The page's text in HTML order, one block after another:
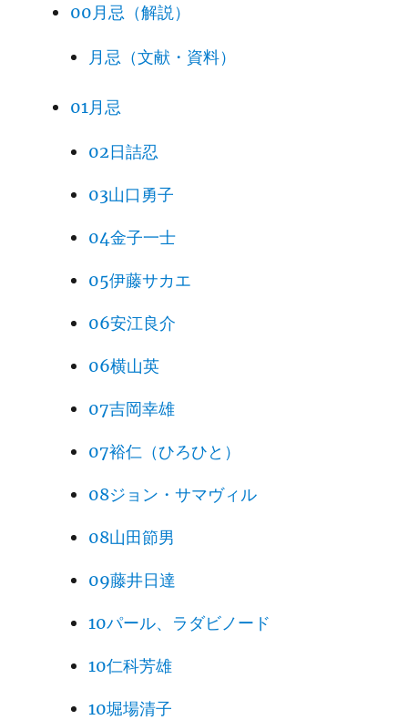
00月忌（解説）
月忌（文献・資料）
01月忌
02日詰忍
03山口勇子
04金子一士
05伊藤サカエ
06安江良介
06横山英
07吉岡幸雄
07裕仁（ひろひと）
08ジョン・サマヴィル
08山田節男
09藤井日達
10パール、ラダビノード
10仁科芳雄
10堀場清子